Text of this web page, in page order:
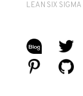
LEAN SIX SIGMA